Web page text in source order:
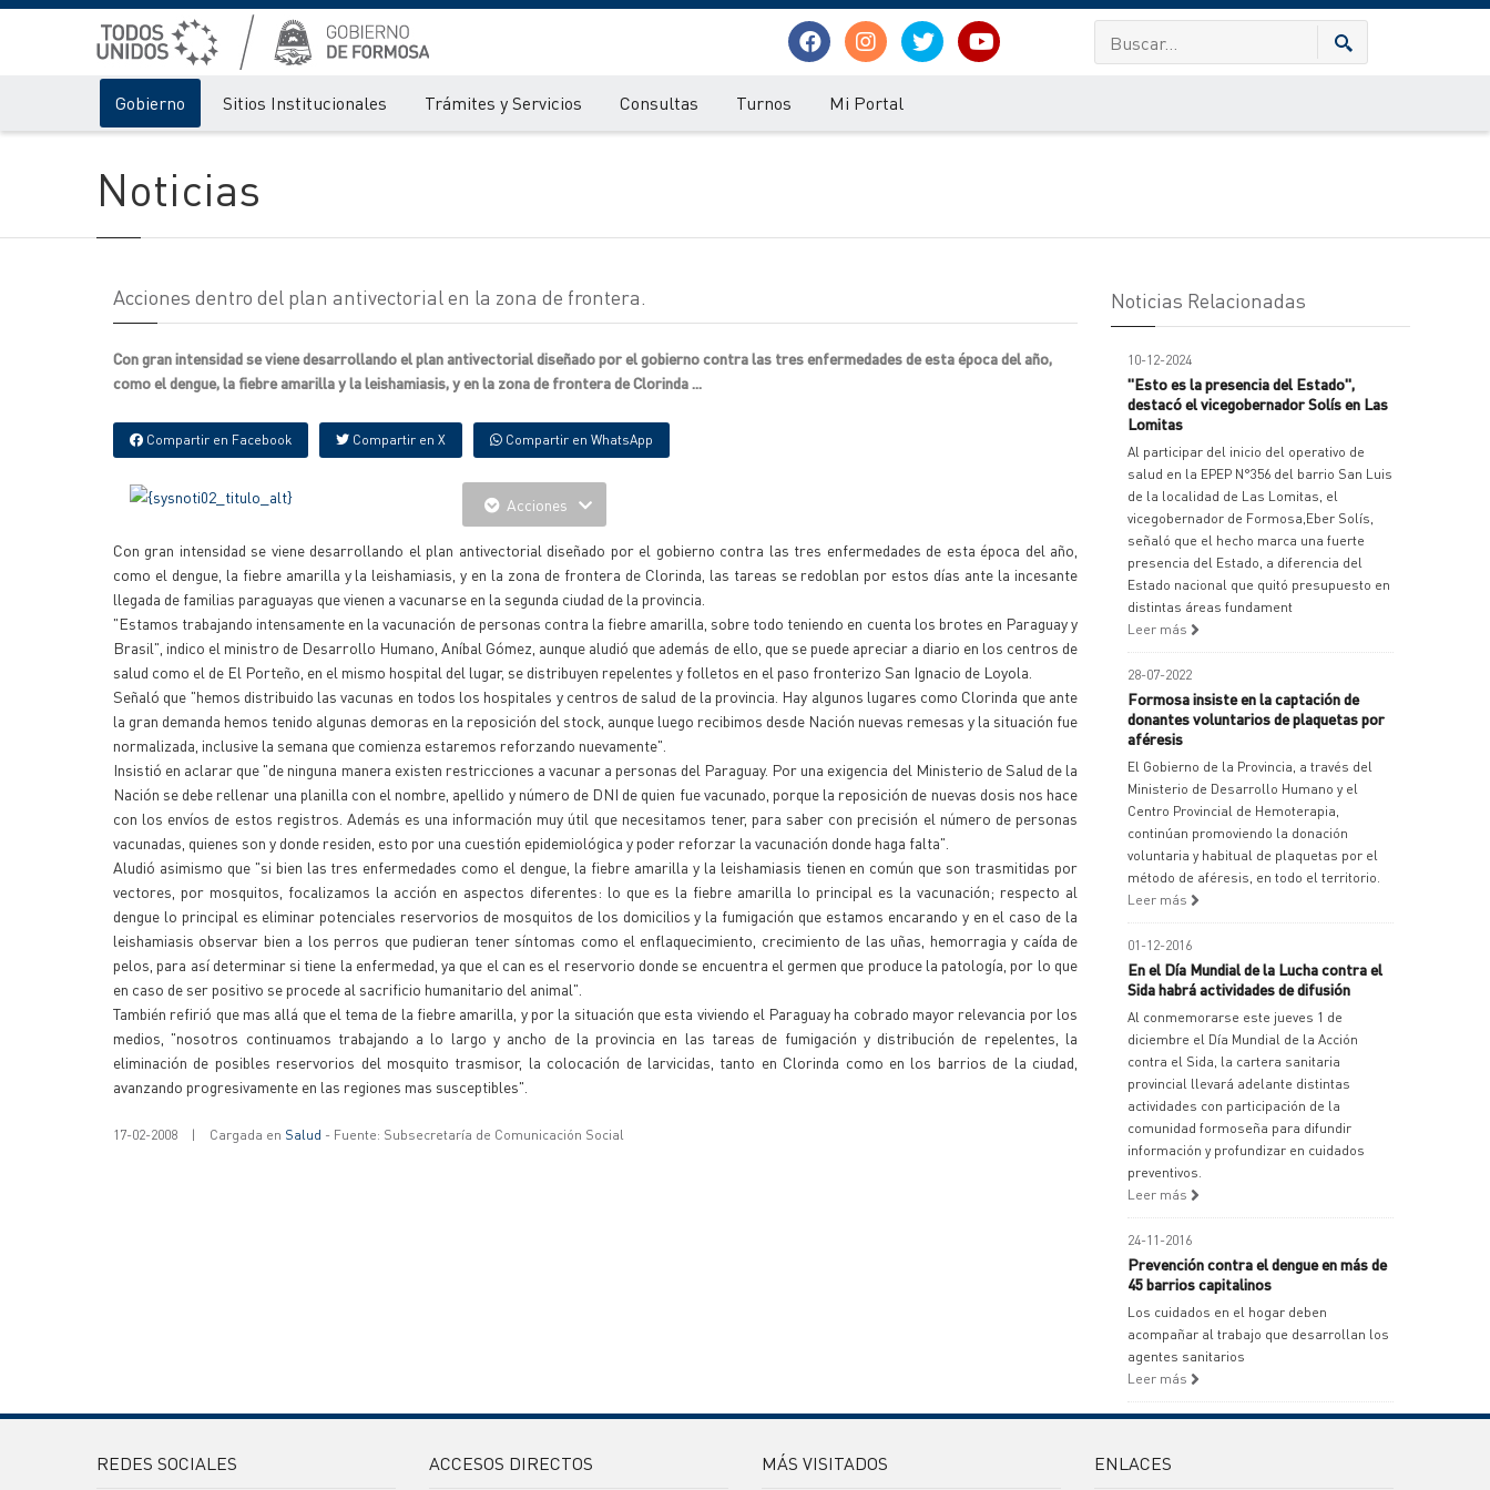
Gobierno Sitios Institucionales Trámites y Servicios Consultas Turnos Mi Portal
Noticias
Acciones dentro del plan antivectorial en la zona de frontera.
Con gran intensidad se viene desarrollando el plan antivectorial diseñado por el gobierno contra las tres enfermedades de esta época del año,
como el dengue, la fiebre amarilla y la leishamiasis, y en la zona de frontera de Clorinda ...
Compartir en Facebook Compartir en X Compartir en WhatsApp
Acciones
Con gran intensidad se viene desarrollando el plan antivectorial diseñado por el gobierno contra las tres enfermedades de esta época del año,
como el dengue, la fiebre amarilla y la leishamiasis, y en la zona de frontera de Clorinda, las tareas se redoblan por estos días ante la incesante
llegada de familias paraguayas que vienen a vacunarse en la segunda ciudad de la provincia.
"Estamos trabajando intensamente en la vacunación de personas contra la fiebre amarilla, sobre todo teniendo en cuenta los brotes en Paraguay y
Brasil", indico el ministro de Desarrollo Humano, Aníbal Gómez, aunque aludió que además de ello, que se puede apreciar a diario en los centros de
salud como el de El Porteño, en el mismo hospital del lugar, se distribuyen repelentes y folletos en el paso fronterizo San Ignacio de Loyola.
Señaló que "hemos distribuido las vacunas en todos los hospitales y centros de salud de la provincia. Hay algunos lugares como Clorinda que ante
la gran demanda hemos tenido algunas demoras en la reposición del stock, aunque luego recibimos desde Nación nuevas remesas y la situación fue
normalizada, inclusive la semana que comienza estaremos reforzando nuevamente".
Insistió en aclarar que "de ninguna manera existen restricciones a vacunar a personas del Paraguay. Por una exigencia del Ministerio de Salud de la
Nación se debe rellenar una planilla con el nombre, apellido y número de DNI de quien fue vacunado, porque la reposición de nuevas dosis nos hace
con los envíos de estos registros. Además es una información muy útil que necesitamos tener, para saber con precisión el número de personas
vacunadas, quienes son y donde residen, esto por una cuestión epidemiológica y poder reforzar la vacunación donde haga falta".
Aludió asimismo que "si bien las tres enfermedades como el dengue, la fiebre amarilla y la leishamiasis tienen en común que son trasmitidas por
vectores, por mosquitos, focalizamos la acción en aspectos diferentes: lo que es la fiebre amarilla lo principal es la vacunación; respecto al
dengue lo principal es eliminar potenciales reservorios de mosquitos de los domicilios y la fumigación que estamos encarando y en el caso de la
leishamiasis observar bien a los perros que pudieran tener síntomas como el enflaquecimiento, crecimiento de las uñas, hemorragia y caída de
pelos, para así determinar si tiene la enfermedad, ya que el can es el reservorio donde se encuentra el germen que produce la patología, por lo que
en caso de ser positivo se procede al sacrificio humanitario del animal".
También refirió que mas allá que el tema de la fiebre amarilla, y por la situación que esta viviendo el Paraguay ha cobrado mayor relevancia por los
medios, "nosotros continuamos trabajando a lo largo y ancho de la provincia en las tareas de fumigación y distribución de repelentes, la
eliminación de posibles reservorios del mosquito trasmisor, la colocación de larvicidas, tanto en Clorinda como en los barrios de la ciudad,
avanzando progresivamente en las regiones mas susceptibles".
17-02-2008 | Cargada en Salud - Fuente: Subsecretaría de Comunicación Social
Noticias Relacionadas
10-12-2024
"Esto es la presencia del Estado",
destacó el vicegobernador Solís en Las
Lomitas
Al participar del inicio del operativo de
salud en la EPEP N°356 del barrio San Luis
de la localidad de Las Lomitas, el
vicegobernador de Formosa,Eber Solís,
señaló que el hecho marca una fuerte
presencia del Estado, a diferencia del
Estado nacional que quitó presupuesto en
distintas áreas fundament
Leer más
28-07-2022
Formosa insiste en la captación de
donantes voluntarios de plaquetas por
aféresis
El Gobierno de la Provincia, a través del
Ministerio de Desarrollo Humano y el
Centro Provincial de Hemoterapia,
continúan promoviendo la donación
voluntaria y habitual de plaquetas por el
método de aféresis, en todo el territorio.
Leer más
01-12-2016
En el Día Mundial de la Lucha contra el
Sida habrá actividades de difusión
Al conmemorarse este jueves 1 de
diciembre el Día Mundial de la Acción
contra el Sida, la cartera sanitaria
provincial llevará adelante distintas
actividades con participación de la
comunidad formoseña para difundir
información y profundizar en cuidados
preventivos.
Leer más
24-11-2016
Prevención contra el dengue en más de
45 barrios capitalinos
Los cuidados en el hogar deben
acompañar al trabajo que desarrollan los
agentes sanitarios
Leer más
REDES SOCIALES ACCESOS DIRECTOS MÁS VISITADOS ENLACES